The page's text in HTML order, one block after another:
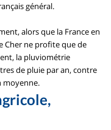
général.
alors que la France en
Cher ne profite que de
la pluviométrie
de pluie par an, contre
moyenne.